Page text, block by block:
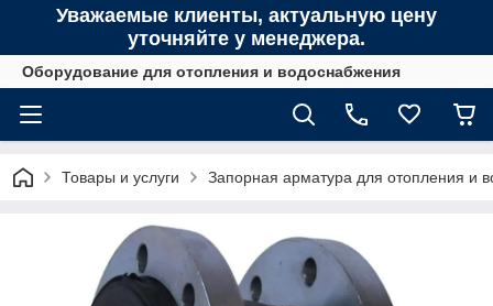
Уважаемые клиенты, актуальную цену
уточняйте у менеджера.
Оборудование для отопления и водоснабжения
Товары и услуги Запорная арматура для отопления и